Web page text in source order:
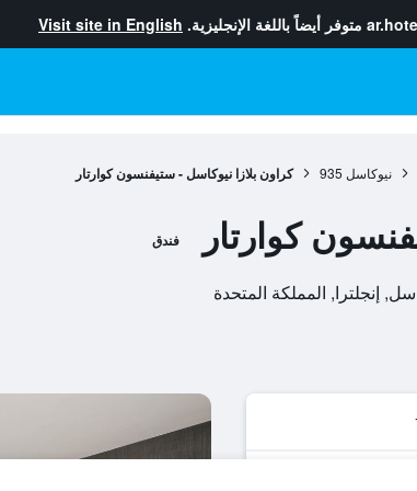
متوفر أيضاً باللغة الإنجليزية. Visit site in English
نيوكاسل 935 كراون بلازا نيوكاسل - ستيفنسون كوارتار
كوارتار فندق